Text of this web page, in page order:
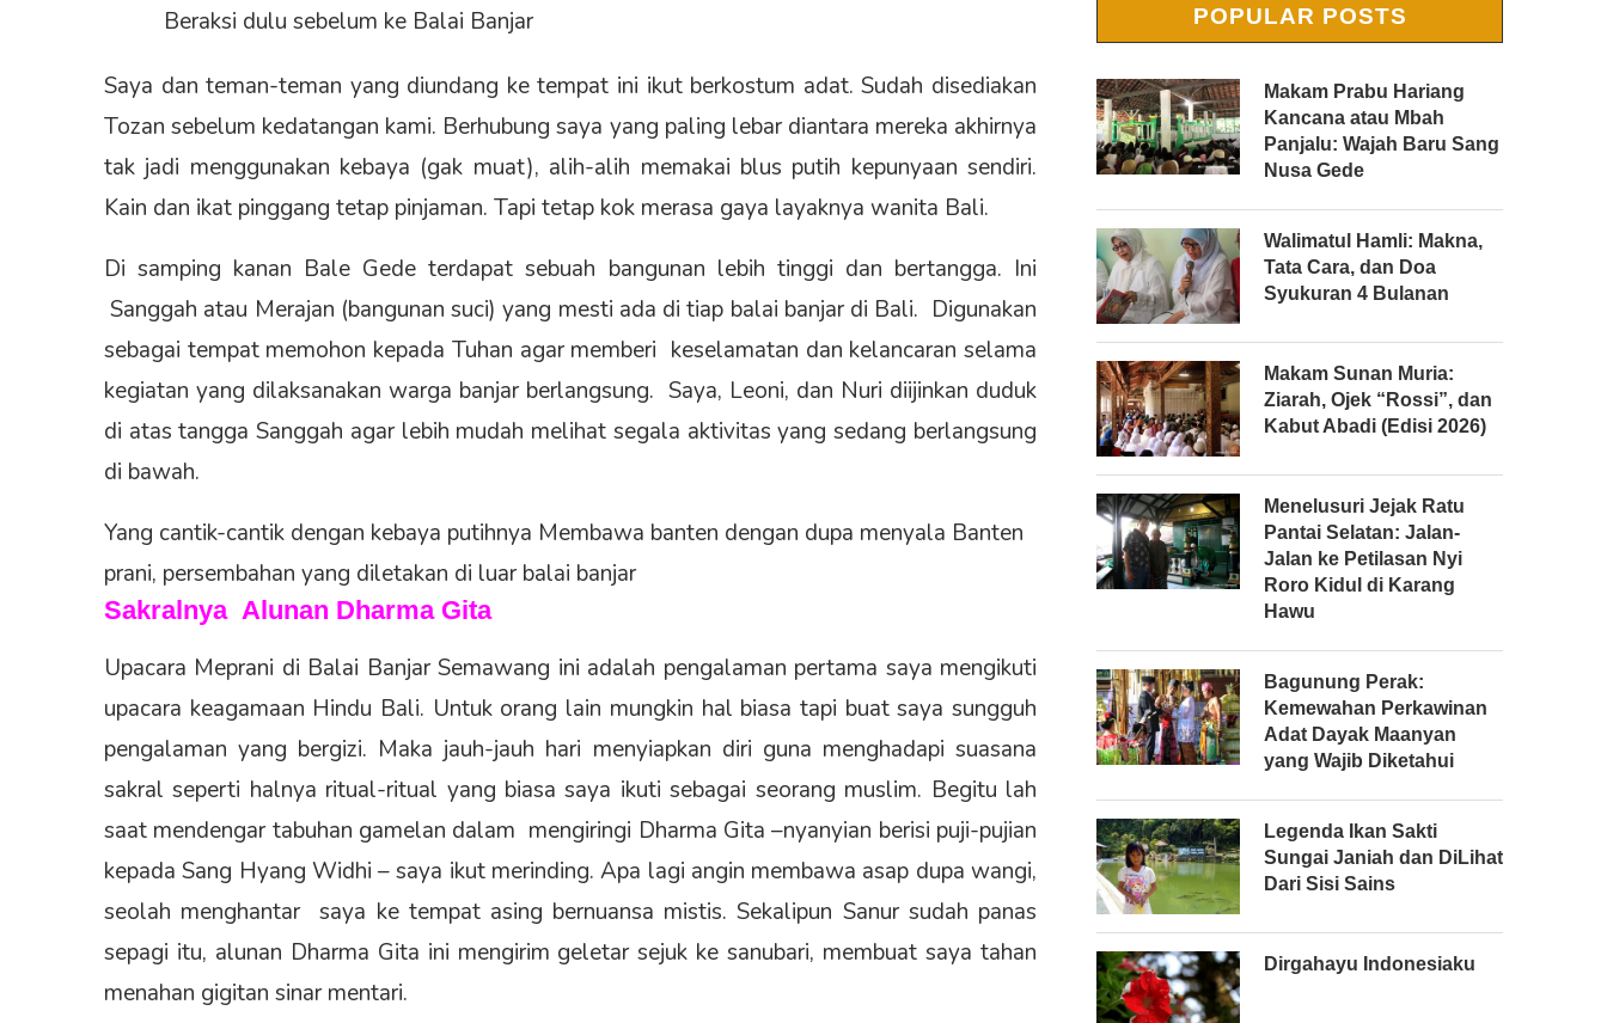
Beraksi dulu sebelum ke Balai Banjar
Saya dan teman-teman yang diundang ke tempat ini ikut berkostum adat. Sudah disediakan
Tozan sebelum kedatangan kami. Berhubung saya yang paling lebar diantara mereka akhirnya
tak jadi menggunakan kebaya (gak muat), alih-alih memakai blus putih kepunyaan sendiri.
Kain dan ikat pinggang tetap pinjaman. Tapi tetap kok merasa gaya layaknya wanita Bali.
Di samping kanan Bale Gede terdapat sebuah bangunan lebih tinggi dan bertangga. Ini
Sanggah atau Merajan (bangunan suci) yang mesti ada di tiap balai banjar di Bali. Digunakan
sebagai tempat memohon kepada Tuhan agar memberi keselamatan dan kelancaran selama
kegiatan yang dilaksanakan warga banjar berlangsung. Saya, Leoni, dan Nuri diijinkan duduk
di atas tangga Sanggah agar lebih mudah melihat segala aktivitas yang sedang berlangsung
di bawah.
Yang cantik-cantik dengan kebaya putihnya Membawa banten dengan dupa menyala Banten
prani, persembahan yang diletakan di luar balai banjar
Sakralnya Alunan Dharma Gita
Upacara Meprani di Balai Banjar Semawang ini adalah pengalaman pertama saya mengikuti
upacara keagamaan Hindu Bali. Untuk orang lain mungkin hal biasa tapi buat saya sungguh
pengalaman yang bergizi. Maka jauh-jauh hari menyiapkan diri guna menghadapi suasana
sakral seperti halnya ritual-ritual yang biasa saya ikuti sebagai seorang muslim. Begitu lah
saat mendengar tabuhan gamelan dalam mengiringi Dharma Gita –nyanyian berisi puji-pujian
kepada Sang Hyang Widhi – saya ikut merinding. Apa lagi angin membawa asap dupa wangi,
seolah menghantar saya ke tempat asing bernuansa mistis. Sekalipun Sanur sudah panas
sepagi itu, alunan Dharma Gita ini mengirim geletar sejuk ke sanubari, membuat saya tahan
menahan gigitan sinar mentari.
POPULAR POSTS
Makam Prabu Hariang
Kancana atau Mbah
Panjalu: Wajah Baru Sang
Nusa Gede
Walimatul Hamli: Makna,
Tata Cara, dan Doa
Syukuran 4 Bulanan
Makam Sunan Muria:
Ziarah, Ojek “Rossi”, dan
Kabut Abadi (Edisi 2026)
Menelusuri Jejak Ratu
Pantai Selatan: Jalan-
Jalan ke Petilasan Nyi
Roro Kidul di Karang
Hawu
Bagunung Perak:
Kemewahan Perkawinan
Adat Dayak Maanyan
yang Wajib Diketahui
Legenda Ikan Sakti
Sungai Janiah dan DiLihat
Dari Sisi Sains
Dirgahayu Indonesiaku